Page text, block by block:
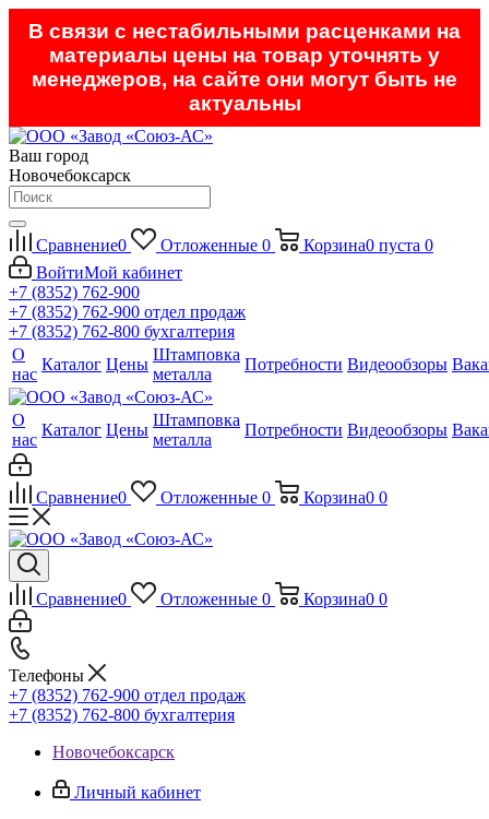
В связи с нестабильными расценками на
материалы цены на товар уточнять у
менеджеров, на сайте они могут быть не
актуальны
Ваш город
Новочебоксарск
Сравнение0 Отложенные 0 Корзина0 пуста 0
ВойтиМой кабинет
+7 (8352) 762-900
+7 (8352) 762-900 отдел продаж
+7 (8352) 762-800 бухгалтерия
О
нас
Каталог Цены
Штамповка
металла
Потребности Видеообзоры
О
нас
Каталог Цены
Штамповка
металла
Потребности Видеообзоры
Сравнение0 Отложенные 0 Корзина0 0
Сравнение0 Отложенные 0 Корзина0 0
Телефоны
+7 (8352) 762-900 отдел продаж
+7 (8352) 762-800 бухгалтерия
Новочебоксарск
Личный кабинет